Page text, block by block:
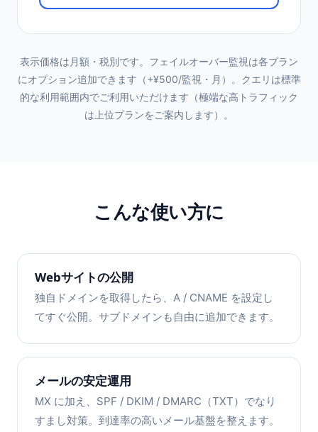
表示価格は月額・税別です。フェイルオーバー監視は各プラン
にオプション追加できます（+¥500/監視・月）。クエリは標準
的な利用範囲内でご利用いただけます（極端な高トラフィック
は上位プランをご案内します）。
こんな使い方に
Webサイトの公開
独自ドメインを取得したら、A / CNAME を設定し
てすぐ公開。サブドメインも自由に追加できます。
メールの安定運用
MX に加え、SPF / DKIM / DMARC（TXT）でなり
すまし対策。到達率の高いメール基盤を整えます。